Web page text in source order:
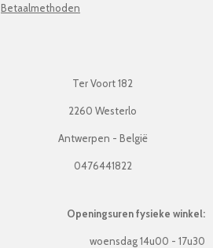
Betaalmethoden
Ter Voort 182
2260 Westerlo
Antwerpen - België
0476441822
Openingsuren fysieke winkel:
woensdag 14u00 - 17u30